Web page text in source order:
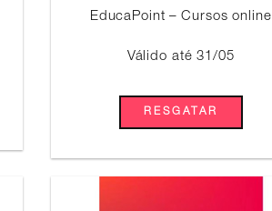
EducaPoint – Cursos online
Válido até 31/05
RESGATAR